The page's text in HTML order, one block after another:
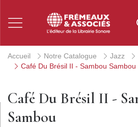
Accueil Notre Catalogue Jazz
Café Du Brésil II - Sambou Sambou
Café Du Brésil II -
Sambou